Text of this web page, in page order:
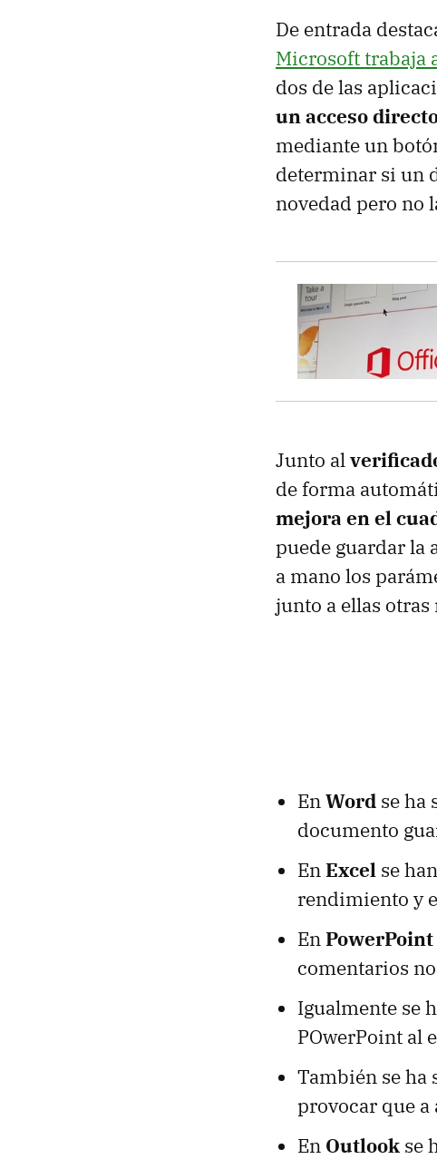
De entrada
Microsoft trabaja
dos de las
un acceso
mediante un
determinar si un
novedad pero no
Junto al
de forma
mejora en el
puede guardar la
a mano los
junto a ellas
EnWord se ha
documento
EnExcel se
rendimiento y
EnPowerPoint
comentarios
Igualmente se
POwerPoint al
También se ha
provocar que
En Outlook se